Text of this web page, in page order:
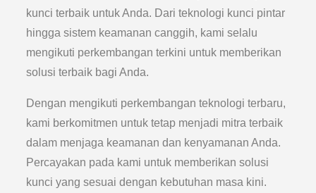
kunci terbaik untuk Anda. Dari teknologi kunci pintar
hingga sistem keamanan canggih, kami selalu
mengikuti perkembangan terkini untuk memberikan
solusi terbaik bagi Anda.
Dengan mengikuti perkembangan teknologi terbaru,
kami berkomitmen untuk tetap menjadi mitra terbaik
dalam menjaga keamanan dan kenyamanan Anda.
Percayakan pada kami untuk memberikan solusi
kunci yang sesuai dengan kebutuhan masa kini.